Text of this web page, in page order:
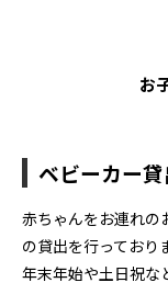
お
ベビーカー
赤ちゃんをお連れの
の貸出を行っており
年末年始や土日祝な